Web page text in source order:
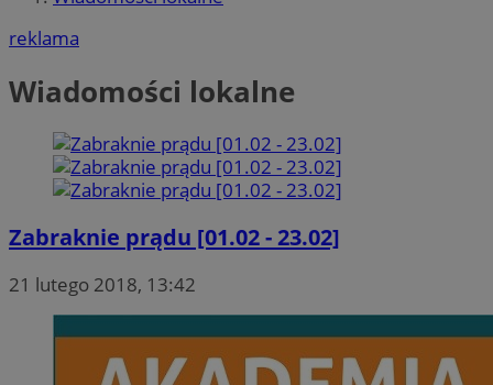
reklama
Wiadomości lokalne
Zabraknie prądu [01.02 - 23.02]
21 lutego 2018, 13:42